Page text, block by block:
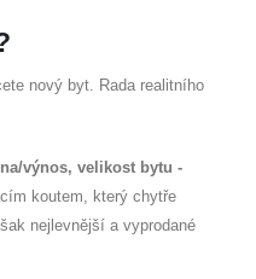
nový byt. Rada realitního
výnos, velikost bytu -
koutem, který chytře
nejlevnější a vyprodané